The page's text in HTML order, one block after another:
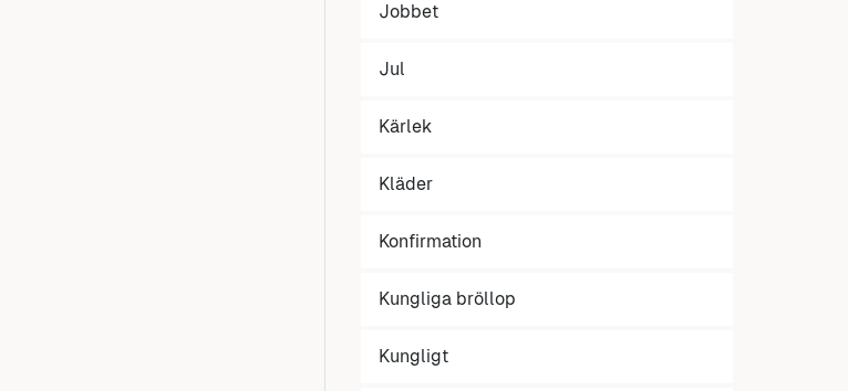
Jobbet
Jul
Kärlek
Kläder
Konfirmation
Kungliga bröllop
Kungligt